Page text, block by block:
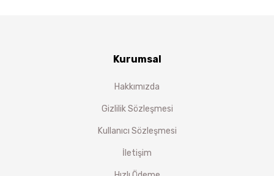
Kurumsal
Hakkımızda
Gizlilik Sözleşmesi
Kullanıcı Sözleşmesi
İletişim